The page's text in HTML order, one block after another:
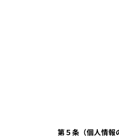
第５条（個人情報